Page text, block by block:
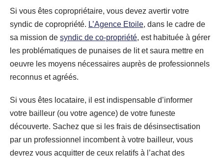
Si vous êtes copropriétaire, vous devez avertir votre
syndic de copropriété. L’Agence Etoile, dans le cadre de
sa mission de syndic de co-propriété, est habituée à gérer
les problématiques de punaises de lit et saura mettre en
oeuvre les moyens nécessaires auprès de professionnels
reconnus et agréés.
Si vous êtes locataire, il est indispensable d’informer
votre bailleur (ou votre agence) de votre funeste
découverte. Sachez que si les frais de désinsectisation
par un professionnel incombent à votre bailleur, vous
devrez vous acquitter de ceux relatifs à l’achat des